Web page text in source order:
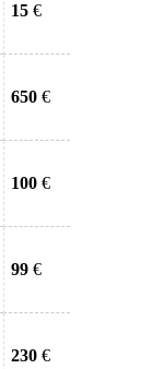
15 €
650 €
100 €
99 €
230 €